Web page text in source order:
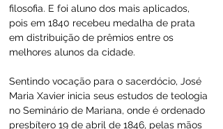
filosofia. E foi aluno dos mais aplicados,
pois em 1840 recebeu medalha de prata
em distribuição de prêmios entre os
melhores alunos da cidade.
Sentindo vocação para o sacerdócio, José
Maria Xavier inicia seus estudos de teologia
no Seminário de Mariana, onde é ordenado
presbítero 19 de abril de 1846, pelas mãos